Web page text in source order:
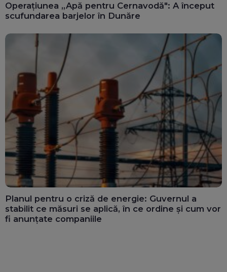
Operațiunea „Apă pentru Cernavodă": A început
scufundarea barjelor în Dunăre
Planul pentru o criză de energie: Guvernul a
stabilit ce măsuri se aplică, în ce ordine și cum vor
fi anunțate companiile